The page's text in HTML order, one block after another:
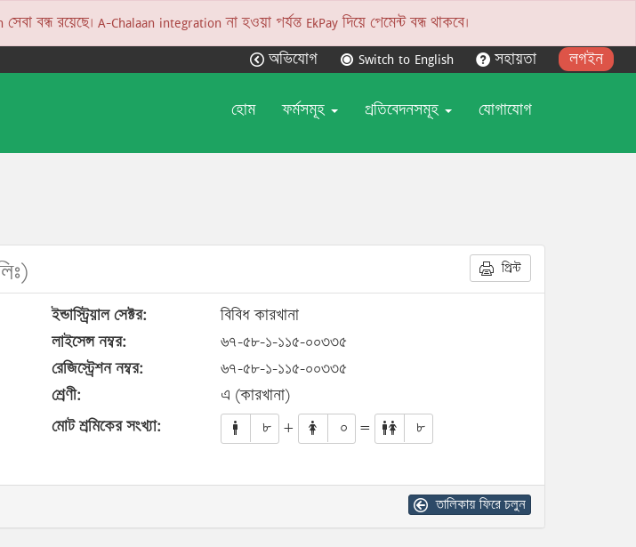
বন্ধ রয়েছে। A-Chalaan integration না হওয়া পর্যন্ত EkPay দিয়ে পেমেন্ট বন্ধ থাকবে।
অভিযোগ Switch to English সহায়তা লগইন
হোম ফর্মসমূহ প্রতিবেদনসমূহ যোগাযোগ
প্রিন্ট
ইন্ডাস্ট্রিয়াল সেক্টর:
বিবিধ কারখানা
লাইসেন্স নম্বর:
৬৭-৫৮-১-১১৫-০০৩৩৫
রেজিস্ট্রেশন নম্বর:
৬৭-৫৮-১-১১৫-০০৩৩৫
শ্রেণী:
এ (কারখানা)
মোট শ্রমিকের সংখ্যা:
৮ + ০ = ৮
তালিকায় ফিরে চলুন